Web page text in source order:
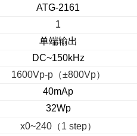
ATG-2161
1
单端输出
DC~150kHz
1600Vp-p（±800Vp）
40mAp
32Wp
x0~240（1 step）